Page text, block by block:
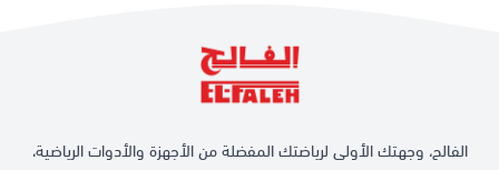
الفالح، وجهتك الأولى لرياضتك المفضلة من الأجهزة والأدوات الرياضية،